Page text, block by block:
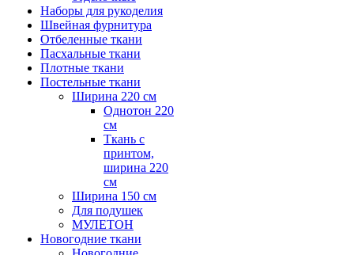
Наборы для рукоделия
Швейная фурнитура
Отбеленные ткани
Пасхальные ткани
Плотные ткани
Постельные ткани
Ширина 220 см
Однотон 220
см
Ткань с
принтом,
ширина 220
см
Ширина 150 см
Для подушек
МУЛЕТОН
Новогодние ткани